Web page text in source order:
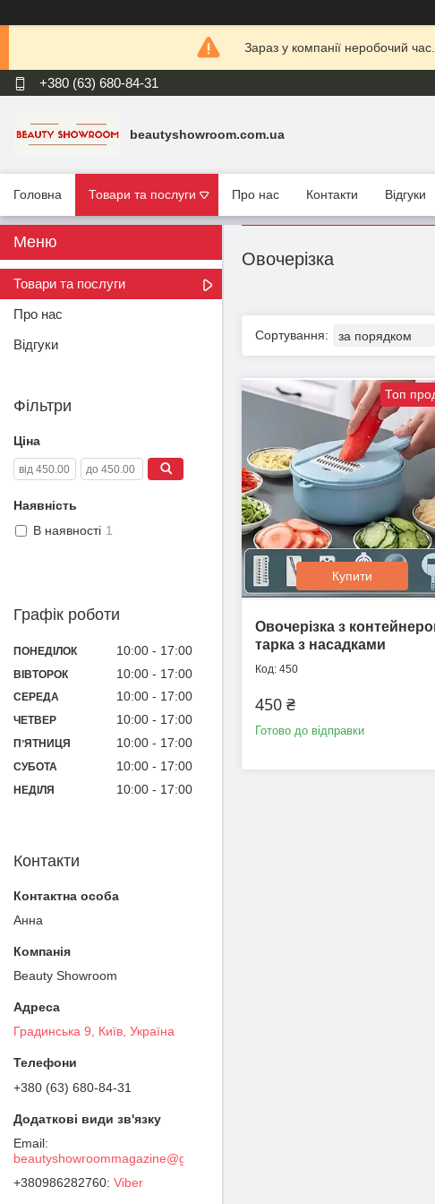
Зараз у компанії неробочий
+380 (63) 680-84-31
beautyshowroom.com.ua
Головна Товари та послуги Про нас Контакти Відгуки
Овочерізка
Топ
Купити
Овочерізка з
тарка з насадками
450
450 ₴
Готово до відправки
Товари та послуги
Про нас
Відгуки
Фільтри
Ціна
Наявність
В наявності 1
Графік роботи
ПОНЕДІЛОК 10:00 17:00
ВІВТОРОК 10:00 17:00
СЕРЕДА 10:00 17:00
ЧЕТВЕР 10:00 17:00
ПʼЯТНИЦЯ 10:00 17:00
СУБОТА 10:00 17:00
НЕДІЛЯ 10:00 17:00
Контакти
Анна
Beauty Showroom
Градинська 9, Київ, Україна
+380 (63) 680-84-31
beautyshowroommagazine@gmail.com
+380986282760 Viber